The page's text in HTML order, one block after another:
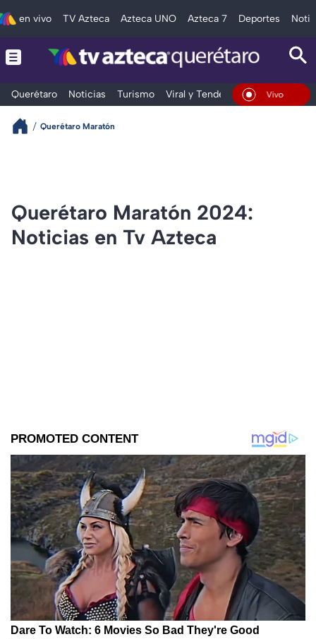
en vivo TV Azteca Azteca UNO Azteca 7 Deportes
Querétaro Noticias Turismo Viral y Tendencia Clima
En Vivo
Querétaro Maratón
Querétaro Maratón 2024:
Noticias en Tv Azteca